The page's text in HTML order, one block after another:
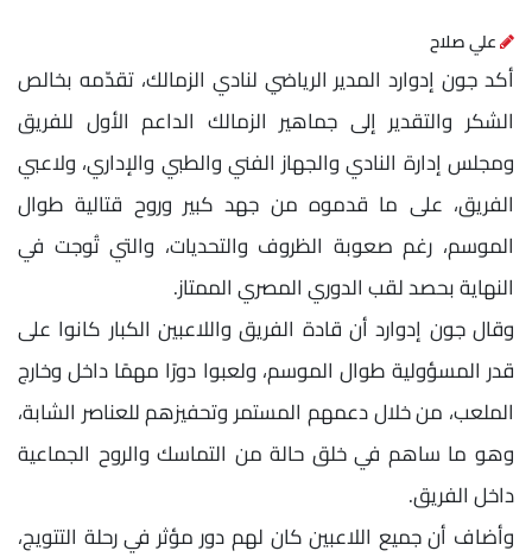
علي صلاح
أكد جون إدوارد المدير الرياضي لنادي الزمالك، تقدّمه بخالص
الشكر والتقدير إلى جماهير الزمالك الداعم الأول للفريق
ومجلس إدارة النادي والجهاز الفني والطبي والإداري، ولاعبي
الفريق، على ما قدموه من جهد كبير وروح قتالية طوال
الموسم، رغم صعوبة الظروف والتحديات، والتي تُوجت في
النهاية بحصد لقب الدوري المصري الممتاز.
وقال جون إدوارد أن قادة الفريق واللاعبين الكبار كانوا على
قدر المسؤولية طوال الموسم، ولعبوا دورًا مهمًا داخل وخارج
الملعب، من خلال دعمهم المستمر وتحفيزهم للعناصر الشابة،
وهو ما ساهم في خلق حالة من التماسك والروح الجماعية
داخل الفريق.
وأضاف أن جميع اللاعبين كان لهم دور مؤثر في رحلة التتويج،